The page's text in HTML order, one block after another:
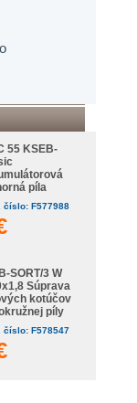
55 KSEB-
píla
číslo: F577988
SORT/3 W
Súprava
kotúčov
píly
číslo: F578547